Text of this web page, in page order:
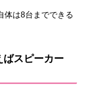
体は8台までできる
ばスピーカー